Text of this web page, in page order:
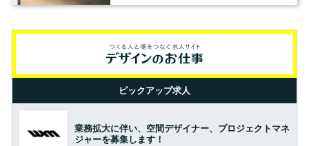
ピックアップ求人
業務拡大に伴い、空間デザイナー、プロジェクトマネ
ジャーを募集します！